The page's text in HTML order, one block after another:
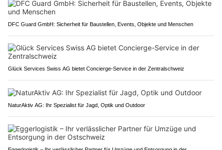
DFC Guard GmbH: Sicherheit für Baustellen, Events, Objekte und Menschen
Glück Services Swiss AG bietet Concierge-Service in der Zentralschweiz
NaturAktiv AG: Ihr Spezialist für Jagd, Optik und Outdoor